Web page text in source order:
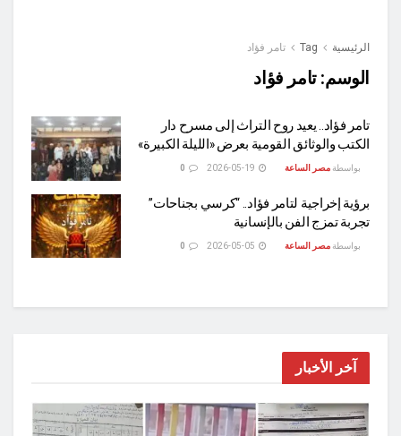
الرئيسية Tag تامر فؤاد
الوسم:تامر فؤاد
تامر فؤاد.. يعيد روح التراث إلى مسرح دار
الكتب والوثائق القومية بعرض «الليلة الكبيرة»
بواسطة مصر الساعة
برؤية إخراجية لتامر فؤاد.. “كرسي بجناحات”
تجربة تمزج الفن بالإنسانية
بواسطة مصر الساعة
آخر الأخبار